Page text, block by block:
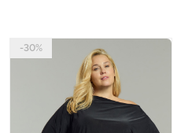
-30%